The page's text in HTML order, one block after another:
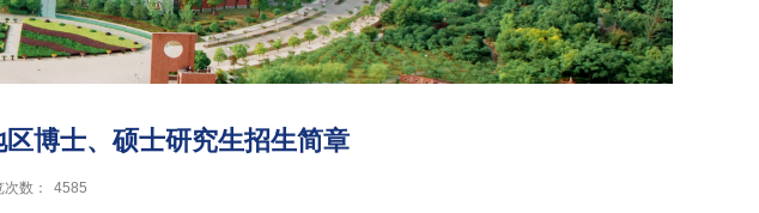
博士、硕士研究生招生简章
数： 4585